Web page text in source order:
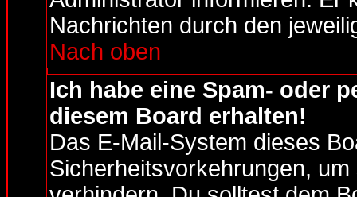
Nachrichten durch den
Nach oben
Ich habe eine Spam- oder
diesem Board erhalten!
Das E-Mail-System dieses
Sicherheitsvorkehrungen,